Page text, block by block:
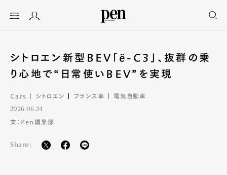
シトロエン新型BEV「ë-C3」、抜群の乗
り心地で“日常使いBEV”を実現
Cars シトロエン フランス車 電気自動車
2026.06.24
文：Pen編集部
Share: